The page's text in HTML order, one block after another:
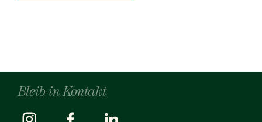
Bleib in Kontakt